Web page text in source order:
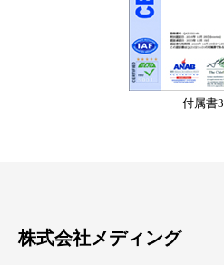
付属書3
株式会社メディング